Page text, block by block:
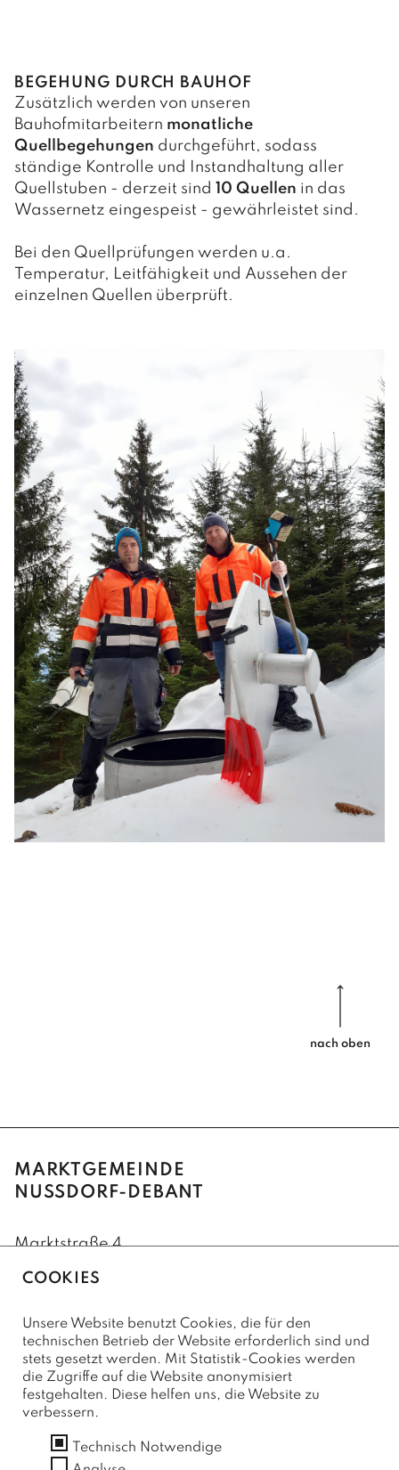
BEGEHUNG DURCH BAUHOF
Zusätzlich werden von unseren
Bauhofmitarbeitern monatliche
Quellbegehungen durchgeführt, sodass
ständige Kontrolle und Instandhaltung aller
Quellstuben - derzeit sind 10 Quellen in das
Wassernetz eingespeist - gewährleistet sind.
Bei den Quellprüfungen werden u.a.
Temperatur, Leitfähigkeit und Aussehen der
einzelnen Quellen überprüft.
nach oben
MARKTGEMEINDE
NUSSDORF-DEBANT
Marktstraße 4
+43(0)4852/62222-75 (Fax)
marktgemeinde@nussdorf-debant.at
SERVICE
Kontaktformular
COOKIES
Unsere Website benutzt Cookies, die für den
technischen Betrieb der Website erforderlich sind und
stets gesetzt werden. Mit Statistik-Cookies werden
die Zugriffe auf die Website anonymisiert
festgehalten. Diese helfen uns, die Website zu
verbessern.
Technisch Notwendige